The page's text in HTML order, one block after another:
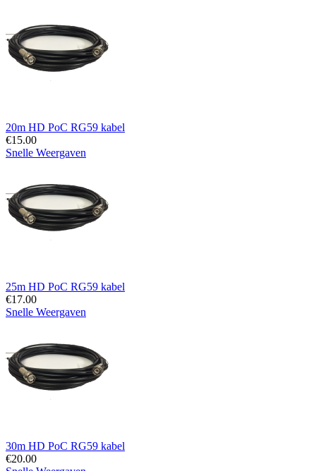
20m HD PoC RG59 kabel
€15.00
Snelle Weergaven
25m HD PoC RG59 kabel
€17.00
Snelle Weergaven
30m HD PoC RG59 kabel
€20.00